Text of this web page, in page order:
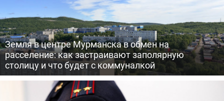
Земля в центре Мурманска в обмен на
расселение: как застраивают заполярную
столицу и что будет с коммуналкой